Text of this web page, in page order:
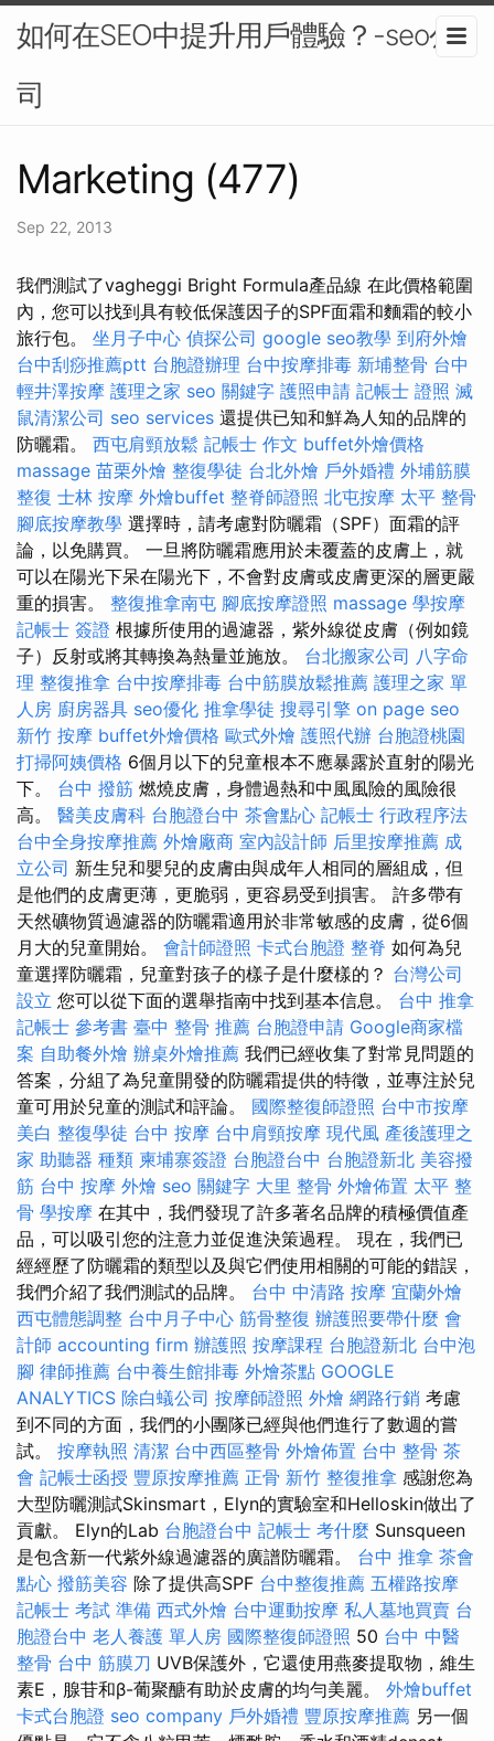
如何在SEO中提升用戶體驗？-seo公
司
Marketing (477)
Sep 22, 2013
我們測試了vagheggi Bright Formula產品線 在此價格範圍
內，您可以找到具有較低保護因子的SPF面霜和麵霜的較小
旅行包。 坐月子中心 偵探公司 google seo教學 到府外燴
台中刮痧推薦ptt 台胞證辦理 台中按摩排毒 新埔整骨 台中
輕井澤按摩 護理之家 seo 關鍵字 護照申請 記帳士 證照 滅
鼠清潔公司 seo services 還提供已知和鮮為人知的品牌的
防曬霜。 西屯肩頸放鬆 記帳士 作文 buffet外燴價格
massage 苗栗外燴 整復學徒 台北外燴 戶外婚禮 外埔筋膜
整復 士林 按摩 外燴buffet 整脊師證照 北屯按摩 太平 整骨
腳底按摩教學 選擇時，請考慮對防曬霜（SPF）面霜的評
論，以免購買。 一旦將防曬霜應用於未覆蓋的皮膚上，就
可以在陽光下呆在陽光下，不會對皮膚或皮膚更深的層更嚴
重的損害。 整復推拿南屯 腳底按摩證照 massage 學按摩
記帳士 簽證 根據所使用的過濾器，紫外線從皮膚（例如鏡
子）反射或將其轉換為熱量並施放。 台北搬家公司 八字命
理 整復推拿 台中按摩排毒 台中筋膜放鬆推薦 護理之家 單
人房 廚房器具 seo優化 推拿學徒 搜尋引擎 on page seo
新竹 按摩 buffet外燴價格 歐式外燴 護照代辦 台胞證桃園
打掃阿姨價格 6個月以下的兒童根本不應暴露於直射的陽光
下。 台中 撥筋 燃燒皮膚，身體過熱和中風風險的風險很
高。 醫美皮膚科 台胞證台中 茶會點心 記帳士 行政程序法
台中全身按摩推薦 外燴廠商 室內設計師 后里按摩推薦 成
立公司 新生兒和嬰兒的皮膚由與成年人相同的層組成，但
是他們的皮膚更薄，更脆弱，更容易受到損害。 許多帶有
天然礦物質過濾器的防曬霜適用於非常敏感的皮膚，從6個
月大的兒童開始。 會計師證照 卡式台胞證 整脊 如何為兒
童選擇防曬霜，兒童對孩子的樣子是什麼樣的？ 台灣公司
設立 您可以從下面的選舉指南中找到基本信息。 台中 推拿
記帳士 參考書 臺中 整骨 推薦 台胞證申請 Google商家檔
案 自助餐外燴 辦桌外燴推薦 我們已經收集了對常見問題的
答案，分組了為兒童開發的防曬霜提供的特徵，並專注於兒
童可用於兒童的測試和評論。 國際整復師證照 台中市按摩
美白 整復學徒 台中 按摩 台中肩頸按摩 現代風 產後護理之
家 助聽器 種類 柬埔寨簽證 台胞證台中 台胞證新北 美容撥
筋 台中 按摩 外燴 seo 關鍵字 大里 整骨 外燴佈置 太平 整
骨 學按摩 在其中，我們發現了許多著名品牌的積極價值產
品，可以吸引您的注意力並促進決策過程。 現在，我們已
經經歷了防曬霜的類型以及與它們使用相關的可能的錯誤，
我們介紹了我們測試的品牌。 台中 中清路 按摩 宜蘭外燴
西屯體態調整 台中月子中心 筋骨整復 辦護照要帶什麼 會
計師 accounting firm 辦護照 按摩課程 台胞證新北 台中泡
腳 律師推薦 台中養生館排毒 外燴茶點 GOOGLE
ANALYTICS 除白蟻公司 按摩師證照 外燴 網路行銷 考慮
到不同的方面，我們的小團隊已經與他們進行了數週的嘗
試。 按摩執照 清潔 台中西區整骨 外燴佈置 台中 整骨 茶
會 記帳士函授 豐原按摩推薦 正骨 新竹 整復推拿 感謝您為
大型防曬測試Skinsmart，Elyn的實驗室和Helloskin做出了
貢獻。 Elyn的Lab 台胞證台中 記帳士 考什麼 Sunsqueen
是包含新一代紫外線過濾器的廣譜防曬霜。 台中 推拿 茶會
點心 撥筋美容 除了提供高SPF 台中整復推薦 五權路按摩
記帳士 考試 準備 西式外燴 台中運動按摩 私人墓地買賣 台
胞證台中 老人養護 單人房 國際整復師證照 50 台中 中醫
整骨 台中 筋膜刀 UVB保護外，它還使用燕麥提取物，維生
素E，腺苷和β-葡聚醣有助於皮膚的均勻美麗。 外燴buffet
卡式台胞證 seo company 戶外婚禮 豐原按摩推薦 另一個